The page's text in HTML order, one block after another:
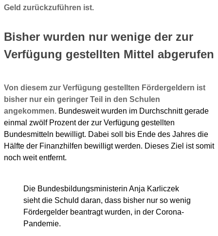
Geld zurückzuführen ist.
Bisher wurden nur wenige der zur
Verfügung gestellten Mittel abgerufen
Von diesem zur Verfügung gestellten Fördergeldern ist
bisher nur ein geringer Teil in den Schulen
angekommen. Bundesweit wurden im Durchschnitt gerade
einmal zwölf Prozent der zur Verfügung gestellten
Bundesmitteln bewilligt. Dabei soll bis Ende des Jahres die
Hälfte der Finanzhilfen bewilligt werden. Dieses Ziel ist somit
noch weit entfernt.
Die Bundesbildungsministerin Anja Karliczek
sieht die Schuld daran, dass bisher nur so wenig
Fördergelder beantragt wurden, in der Corona-
Pandemie.